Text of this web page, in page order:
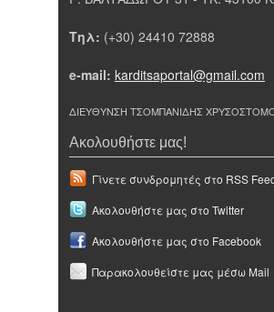
Τηλ: (+30) 24410 72888
e-mail: karditsaportal@gmail.com
ΔΙΕΥΘΥΝΣΗ ΤΣΟΜΠΑΝΙΔΗΣ
Ακολουθήστε μας!
Γίνετε συνδρομητές στο RSS
Ακολουθήστε μας στο Twitter
Ακολουθήστε μας στο Facebook
Παρακολουθείστε μας μέσω Mail